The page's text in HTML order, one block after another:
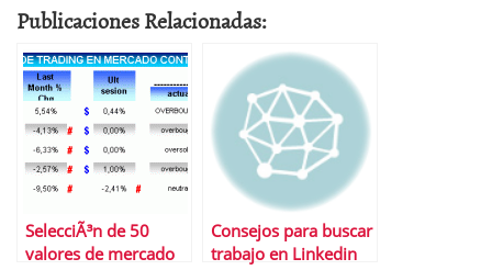
Publicaciones Relacionadas:
SelecciÃ³n de 50
valores de mercado
Consejos para buscar
trabajo en Linkedin